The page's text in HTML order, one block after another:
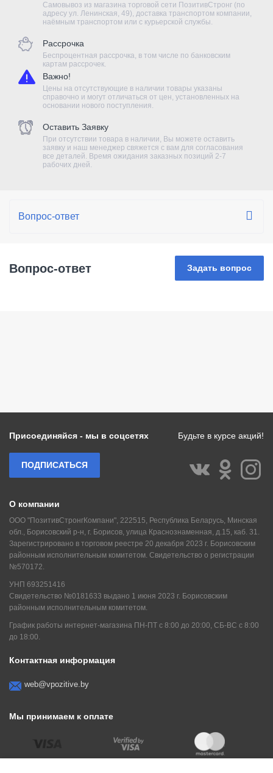
Самовывоз из магазина торговой сети ПозитивСтронг (по
адресу ул. Ленинская, 49), доставка транспортом компании,
наёмным транспортом или с курьерской службы.
Рассрочка
Беспроцентная рассрочка, в том числе по банковским
картам рассрочек.
Важно!
Цены на отсутствующие в наличии товары указаны
справочно и могут отличаться от цен, установленных на
основании нового поступления.
Оставить Заявку
При отсутствии товара в наличии, Вы можете оставить
заявку и наш менеджер свяжется с вам для согласования
все деталей. Время ожидания заказных позиций 2-7
рабочих дней.
Вопрос-ответ Задать вопрос
Мы принимаем к оплате
Контактная информация
web@vpozitive.by
О компании
ООО "ПозитивСтронгКомпани", 222515, Республика Беларусь, Минская
обл., Борисовский р-н, г. Борисов, улица Краснознаменная, д.15, каб. 31.
Зарегистрировано в торговом реестре 20 декабря 2023 г. Борисовским
районным исполнительным комитетом. Свидетельство о регистрации
№570172.
УНП 693251416
Свидетельство №0181633 выдано 1 июня 2023 г. Борисовским
районным исполнительным комитетом.
График работы интернет-магазина ПН-ПТ с 8:00 до 20:00, СБ-ВС с 8:00
до 18:00.
Присоединяйся - мы в соцсетях Будьте в курсе акций!
ПОДПИСАТЬСЯ